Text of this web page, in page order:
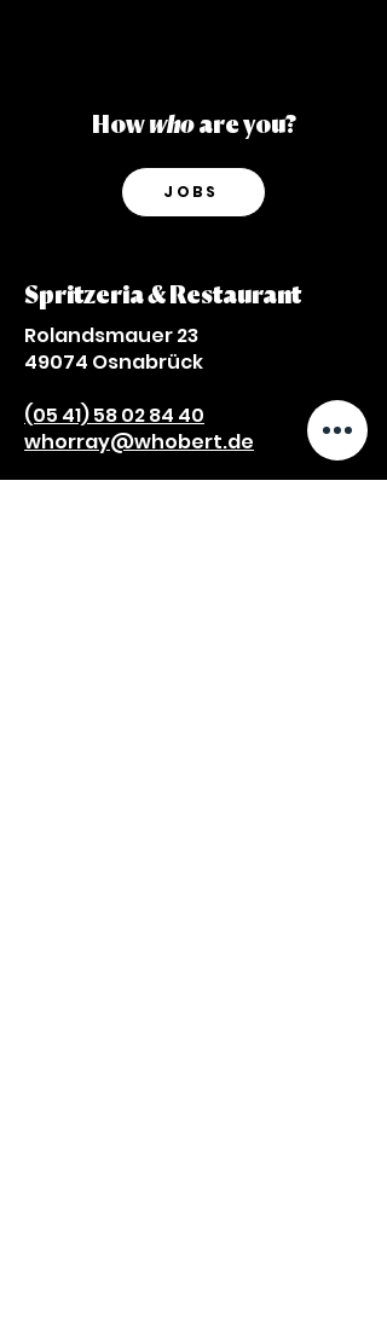
How whoare you?
JOBS
Spritzeria & Restaurant
Rolandsmauer 23
49074 Osnabrück
(05 41) 58 02 84 40
whorray@whobert.de